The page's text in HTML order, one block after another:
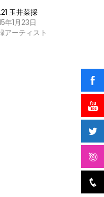
玉井菜採
年1月23日
アーティスト